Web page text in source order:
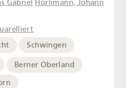
Gabriel Hürlimann, Johann
Schwingen
Berner Oberland